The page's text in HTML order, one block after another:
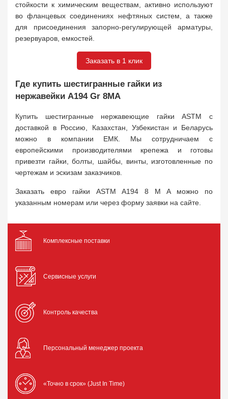
стойкости к химическим веществам, активно используют
во фланцевых соединениях нефтяных систем, а также
для присоединения запорно-регулирующей арматуры,
резервуаров, емкостей.
Заказать в 1 клик
Где купить шестигранные гайки из
нержавейки A194 Gr 8MA
Купить шестигранные нержавеющие гайки ASTM с
доставкой в Россию, Казахстан, Узбекистан и Беларусь
можно в компании ЕМК. Мы сотрудничаем с
европейскими производителями крепежа и готовы
привезти гайки, болты, шайбы, винты, изготовленные по
чертежам и эскизам заказчиков.
Заказать евро гайки ASTM A194 8 M A можно по
указанным номерам или через форму заявки на сайте.
Комплексные поставки
Сервисные услуги
Контроль качества
Персональный менеджер проекта
«Точно в срок» (Just In Time)